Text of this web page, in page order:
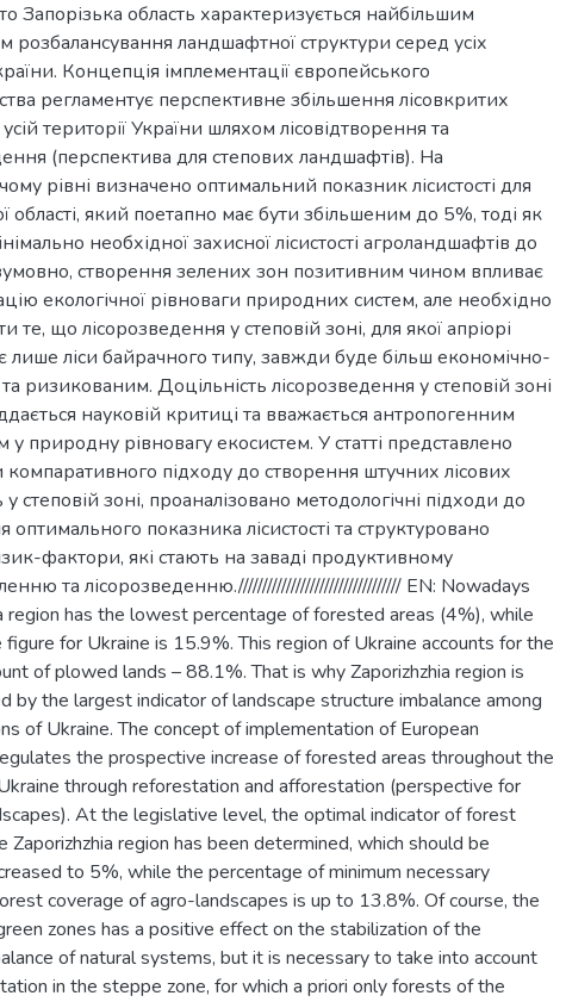
Запорізька область характеризується найбільшим
розбалансування ландшафтної структури серед усіх
Концепція імплементації європейського
регламентує перспективне збільшення лісовкритих
території України шляхом лісовідтворення та
(перспектива для степових ландшафтів). На
рівні визначено оптимальний показник лісистості для
області, який поетапно має бути збільшеним до 5%, тоді як
необхідної захисної лісистості агроландшафтів до
створення зелених зон позитивним чином впливає
екологічної рівноваги природних систем, але необхідно
те, що лісорозведення у степовій зоні, для якої апріорі
лише ліси байрачного типу, завжди буде більш економічно-
ризикованим. Доцільність лісорозведення у степовій зоні
науковій критиці та вважається антропогенним
у природну рівновагу екосистем. У статті представлено
компаративного підходу до створення штучних лісових
степовій зоні, проаналізовано методологічні підходи до
оптимального показника лісистості та структуровано
фактори, які стають на заваді продуктивному
та лісорозведенню.////////////////////////////////// EN: Nowadays
region has the lowest percentage of forested areas (4%), while
for Ukraine is 15.9%. This region of Ukraine accounts for the
of plowed lands – 88.1%. That is why Zaporizhzhia region is
by the largest indicator of landscape structure imbalance among
of Ukraine. The concept of implementation of European
the prospective increase of forested areas throughout the
through reforestation and afforestation (perspective for
At the legislative level, the optimal indicator of forest
Zaporizhzhia region has been determined, which should be
to 5%, while the percentage of minimum necessary
coverage of agro-landscapes is up to 13.8%. Of course, the
zones has a positive effect on the stabilization of the
of natural systems, but it is necessary to take into account
in the steppe zone, for which a priori only forests of the